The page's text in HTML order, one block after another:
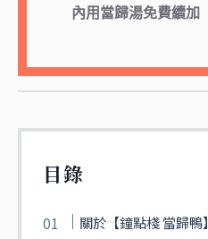
內用當歸湯免費續加
目錄
關於【鐘點棧 當歸鴨】